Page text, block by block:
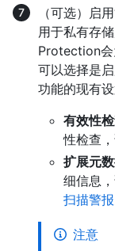
（可选）启
用于私有存
Protection
可以选择是
功能的现有设
有效性
性检查
扩展元
细信息
扫描警报
注意